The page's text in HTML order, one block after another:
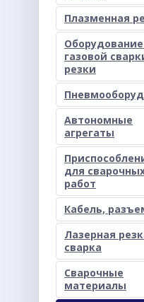
Плазменная
газовой
резки
Автономные
агрегаты
для
работ
Кабель,
Лазерная
сварка
Сварочные
материалы